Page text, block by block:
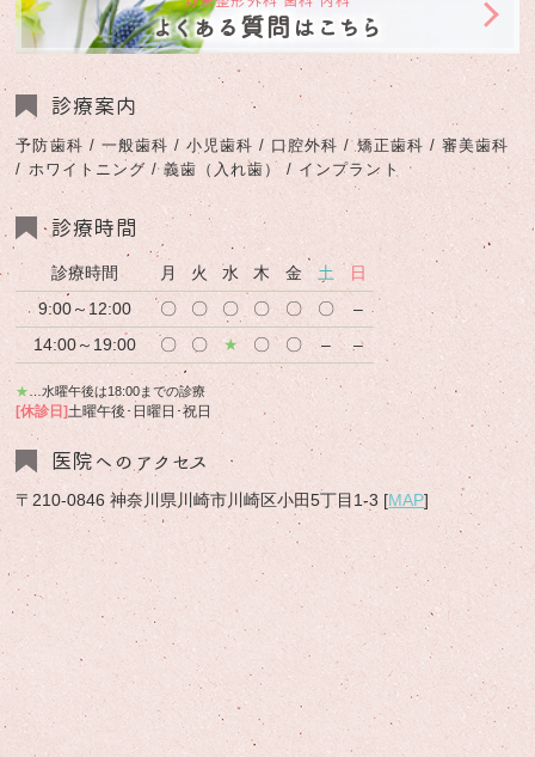
よくある質問はこちら
診療案内
予防歯科 / 一般歯科 / 小児歯科 / 口腔外科 / 矯正歯科 / 審美歯科
/ ホワイトニング / 義歯（入れ歯） / インプラント
診療時間
診療時間 月 火 水 木 金 土
日
9:00～12:00
〇 〇 〇 〇 〇 〇
–
14:00～19:00
〇 〇 ★ 〇 〇 – –
★ …水曜午後は18:00までの診療
[休診日]土曜午後･日曜日･祝日
医院へのアクセス
〒210-0846 神奈川県川崎市川崎区小田5丁目1-3 [MAP]